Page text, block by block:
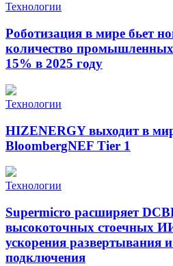
Технологии
Роботизация в мире бьет
количество
15% в 2025 году
Технологии
HIZENERGY выходит в
BloombergNEF Tier 1
Технологии
Supermicro расширяет
высокоточных стоечных
ускорения развертывания
подключения